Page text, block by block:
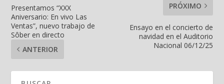
Presentamos “XXX
Aniversario: En vivo Las
Ventas”, nuevo trabajo de
Sôber en directo
ANTERIOR
PRÓXIMO
Ensayo en el concierto de
navidad en el Auditorio
Nacional 06/12/25